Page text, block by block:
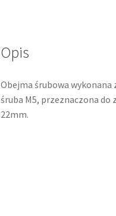
Opis
Obejma śrubowa
śruba M5, przeznaczona
22mm.